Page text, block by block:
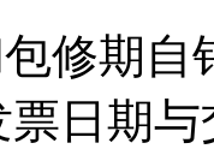
修期
日期